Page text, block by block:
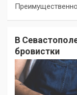
В
бровистки